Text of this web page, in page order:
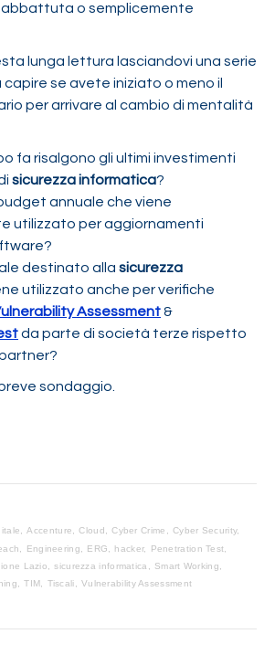
o semplicemente
lunga lettura lasciandovi una serie
se avete iniziato o meno il
per arrivare al cambio di mentalità
fa risalgono gli ultimi investimenti
sicurezza informatica?
annuale che viene
utilizzato per aggiornamenti
destinato alla sicurezza
utilizzato anche per verifiche
Assessment&
da parte di società terze rispetto
sondaggio.
Accenture Cloud Cyber Crime
Cyber Security
Engineering ERG hacker
Penetration Test
Lazio sicurezza informatica
Smart Working
TIM Tiscali Vulnerability Assessment